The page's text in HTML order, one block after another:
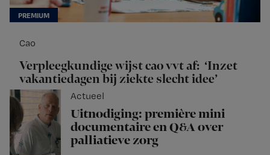
Cao
Verpleegkundige wijst cao vvt af: ‘Inzet
vakantiedagen bij ziekte slecht idee’
Actueel
Uitnodiging: première mini
documentaire en Q&A over
palliatieve zorg